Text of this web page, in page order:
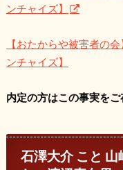
ンチャイズ】
【おたからや被害者の
ンチャイズ】
内定の方はこの事実をご
石澤大介 こと